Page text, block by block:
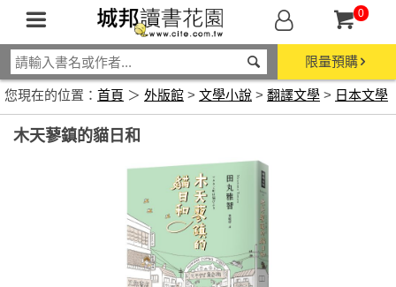
0
限量預購
您現在的位置： 首頁 ＞ 外版館 > 文學小說 > 翻譯文學 > 日本文學
木天蓼鎮的貓日和